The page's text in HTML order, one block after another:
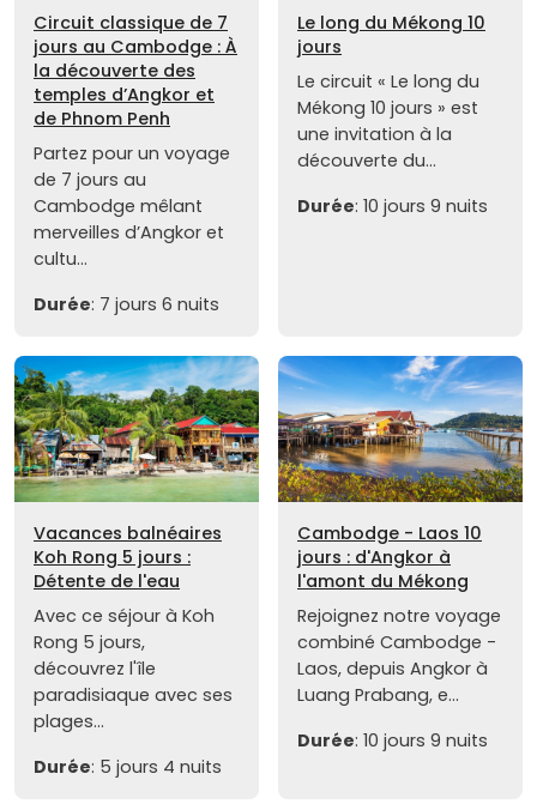
Circuit classique de 7
jours au Cambodge : À
la découverte des
temples d’Angkor et
de Phnom Penh
Partez pour un voyage
de 7 jours au
Cambodge mêlant
merveilles d’Angkor et
cultu...
Durée: 7 jours 6 nuits
Le long du Mékong 10
jours
Le circuit « Le long du
Mékong 10 jours » est
une invitation à la
découverte du...
Durée: 10 jours 9 nuits
Vacances balnéaires
Koh Rong 5 jours :
Détente de l'eau
Avec ce séjour à Koh
Rong 5 jours,
découvrez l'île
paradisiaque avec ses
plages...
Durée: 5 jours 4 nuits
Cambodge - Laos 10
jours : d'Angkor à
l'amont du Mékong
Rejoignez notre voyage
combiné Cambodge -
Laos, depuis Angkor à
Luang Prabang, e...
Durée: 10 jours 9 nuits